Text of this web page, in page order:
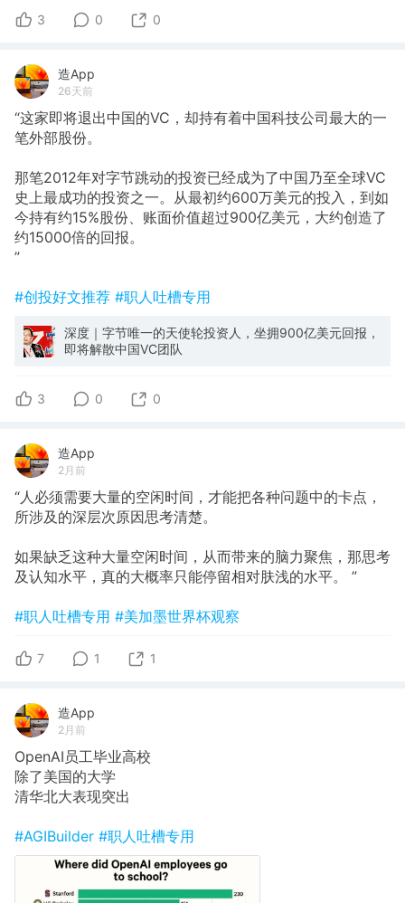
3 0 0
造App
26天前
“这家即将退出中国的VC，却持有着中国科技公司最大的一
笔外部股份。
那笔2012年对字节跳动的投资已经成为了中国乃至全球VC
史上最成功的投资之一。从最初约600万美元的投入，到如
今持有约15%股份、账面价值超过900亿美元，大约创造了
约15000倍的回报。
”
#创投好文推荐 #职人吐槽专用
深度｜字节唯一的天使轮投资人，坐拥900亿美元回报，
即将解散中国VC团队
3 0 0
造App
2月前
“人必须需要大量的空闲时间，才能把各种问题中的卡点，
所涉及的深层次原因思考清楚。
如果缺乏这种大量空闲时间，从而带来的脑力聚焦，那思考
及认知水平，真的大概率只能停留相对肤浅的水平。 ”
#职人吐槽专用 #美加墨世界杯观察
7 1 1
造App
2月前
OpenAI员工毕业高校
除了美国的大学
清华北大表现突出
#AGIBuilder #职人吐槽专用